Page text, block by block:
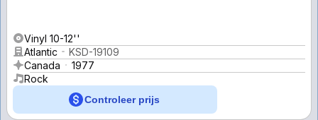
Vinyl 10-12''
Atlantic
KSD-19109
Canada
1977
Rock
Controleer prijs